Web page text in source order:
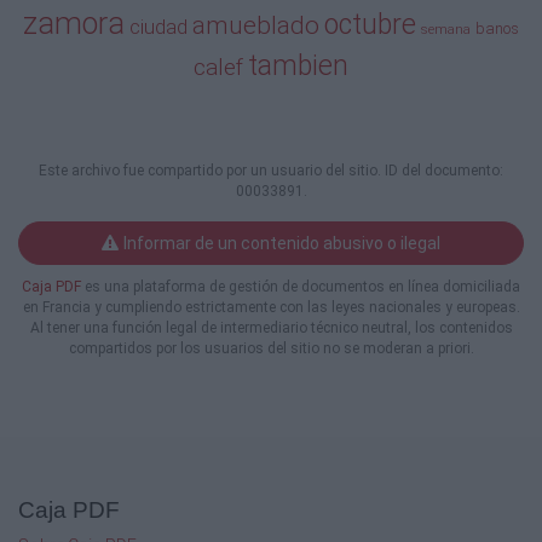
rodeó
de gente que desconocía el alma del PP, su
historia, su ideología (si la hubiera habido), sus
faldas,
pero no a lo loco, y sin barba; pero con el
feliz de una niña después de merendar o
ganar
a las tabas a su amiga de pupitre.
Y, como mal menor político, se entregó a
personajes que ignoraban cómo se construye
el
pública sino
también el futuro. La regidora es una progre
zamora ciudad amueblado octubre semana banos
calef tambien
Este archivo fue compartido por un usuario del sitio. ID del documento:
00033891.
Informar de un contenido abusivo o ilegal
Caja PDF es una plataforma de gestión de documentos en línea domiciliada
en Francia y cumpliendo estrictamente con las leyes nacionales y europeas.
Al tener una función legal de intermediario técnico neutral, los contenidos
compartidos por los usuarios del sitio no se moderan a priori.
Caja PDF